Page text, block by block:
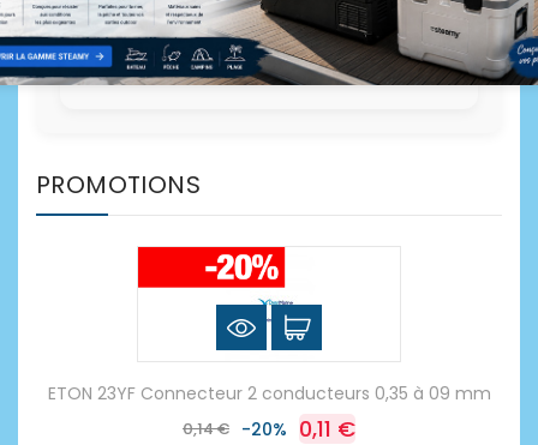
PROMOTIONS
ETON 23YF Connecteur 2 conducteurs 0,35 à 09 mm
0,14 € -20% 0,11 €